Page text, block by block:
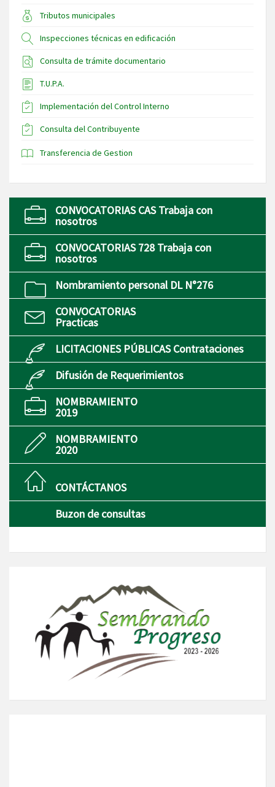
Tributos municipales
Inspecciones técnicas en edificación
Consulta de trámite documentario
T.U.P.A.
Implementación del Control Interno
Consulta del Contribuyente
Transferencia de Gestion
CONVOCATORIAS CAS Trabaja con
nosotros
CONVOCATORIAS 728 Trabaja con
nosotros
Nombramiento personal DL N°276
CONVOCATORIAS
Practicas
LICITACIONES PÚBLICAS Contrataciones
Difusión de Requerimientos
NOMBRAMIENTO
2019
NOMBRAMIENTO
2020
CONTÁCTANOS
Buzon de consultas